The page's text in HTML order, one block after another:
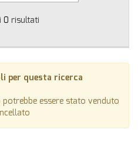
0 risultati
per questa ricerca
essere stato venduto